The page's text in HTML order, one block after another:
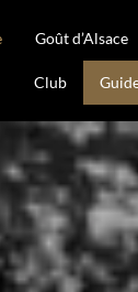
Goût d’Alsace
Club